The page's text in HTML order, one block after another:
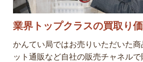
業界トップクラスの買取り
かんてい局ではお売りいただいた
ット通販など自社の販売チャネルで